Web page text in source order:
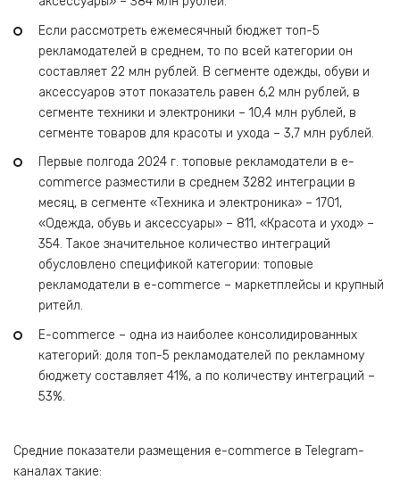
Если рассмотреть ежемесячный бюджет топ-5
рекламодателей в среднем, то по всей категории он
составляет 22 млн рублей. В сегменте одежды, обуви и
аксессуаров этот показатель равен 6,2 млн рублей, в
сегменте техники и электроники – 10,4 млн рублей, в
сегменте товаров для красоты и ухода – 3,7 млн рублей.
Первые полгода 2024 г. топовые рекламодатели в e-
commerce разместили в среднем 3282 интеграции в
месяц, в сегменте «Техника и электроника» – 1701,
«Одежда, обувь и аксессуары» – 811, «Красота и уход» –
354. Такое значительное количество интеграций
обусловлено спецификой категории: топовые
рекламодатели в e-commerce – маркетплейсы и крупный
ритейл.
E-commerce – одна из наиболее консолидированных
категорий: доля топ-5 рекламодателей по рекламному
бюджету составляет 41%, а по количеству интеграций –
53%.
Средние показатели размещения e-commerce в Telegram-
каналах такие: